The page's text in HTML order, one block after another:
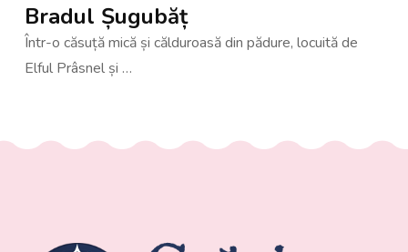
Bradul Șugubăț
Într-o căsuță mică și călduroasă din pădure, locuită de
Elful Prâsnel și …